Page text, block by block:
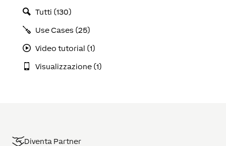
Tutti (130)
Use Cases (25)
Video tutorial (1)
Visualizzazione (1)
Diventa Partner